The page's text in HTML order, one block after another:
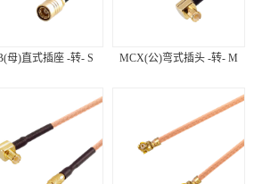
母)直式插座 -转- S MCX(公)弯式插头 -转- M